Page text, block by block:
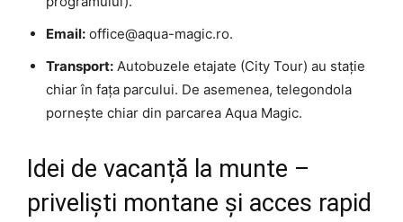
Email: office@aqua-magic.ro.
Transport: Autobuzele etajate (City Tour) au stație
chiar în fața parcului. De asemenea, telegondola
pornește chiar din parcarea Aqua Magic.
Idei de vacanță la munte –
priveliști montane și acces rapid